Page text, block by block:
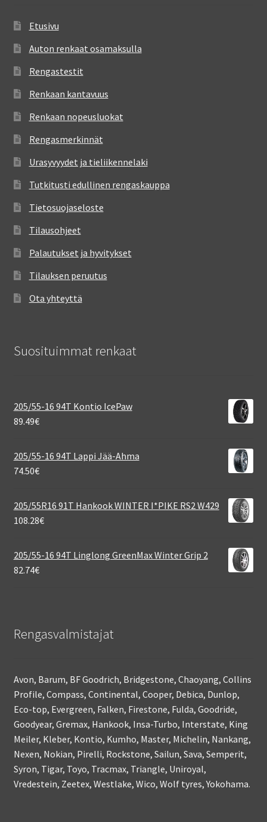
Etusivu
Auton renkaat osamaksulla
Rengastestit
Renkaan kantavuus
Renkaan nopeusluokat
Rengasmerkinnät
Urasyvyydet ja tieliikennelaki
Tutkitusti edullinen rengaskauppa
Tietosuojaseloste
Tilausohjeet
Palautukset ja hyvitykset
Tilauksen peruutus
Ota yhteyttä
Suosituimmat renkaat
205/55-16 94T Kontio IcePaw
89.49€
205/55-16 94T Lappi Jää-Ahma
74.50€
205/55R16 91T Hankook WINTER I*PIKE RS2 W429
108.28€
205/55-16 94T Linglong GreenMax Winter Grip 2
82.74€
Rengasvalmistajat
Avon, Barum, BF Goodrich, Bridgestone, Chaoyang, Collins
Profile, Compass, Continental, Cooper, Debica, Dunlop,
Eco-top, Evergreen, Falken, Firestone, Fulda, Goodride,
Goodyear, Gremax, Hankook, Insa-Turbo, Interstate, King
Meiler, Kleber, Kontio, Kumho, Master, Michelin, Nankang,
Nexen, Nokian, Pirelli, Rockstone, Sailun, Sava, Semperit,
Syron, Tigar, Toyo, Tracmax, Triangle, Uniroyal,
Vredestein, Zeetex, Westlake, Wico, Wolf tyres, Yokohama.